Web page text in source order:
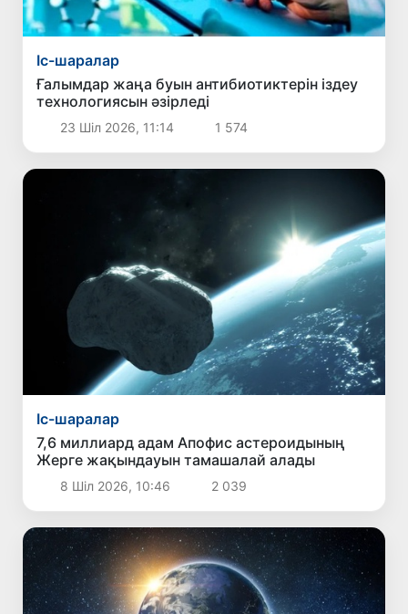
Іс-шаралар
Ғалымдар жаңа буын антибиотиктерін іздеу
технологиясын әзірледі
23 Шіл 2026, 11:14 1 574
Іс-шаралар
7,6 миллиард адам Апофис астероидының
Жерге жақындауын тамашалай алады
8 Шіл 2026, 10:46 2 039